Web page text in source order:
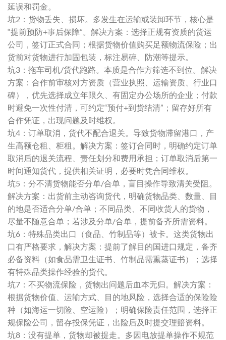
延误和罚金。
坑2：货物丢失、损坏。多发生在运输或装卸环节，核心是
“提前预防+事后保障”。解决方案：选择正规有资质的货运
公司，签订正式合同；根据货物价值购买足额物流保险；出
货前对货物进行加固包装，标注易碎、防潮等提示。
坑3：拖车司机/货代跑路。本质是合作方筛选不到位。解决
方案：合作前审核对方资质（营业执照、运输资质、行业口
碑），优先选择成立年限久、有固定办公场所的企业；付款
时避免一次性付清，可约定“预付+到货结清”；留存好所有
合作凭证，出现问题及时维权。
坑4：订单取消，货代不配合退关。导致货物滞留港口，产
生高额仓租、柜租。解决方案：签订合同时，明确约定订单
取消后的退关流程、责任划分和费用承担；订单取消后第一
时间通知货代，提供相关证明，必要时凭合同维权。
坑5：分不清货物能否分单/合单，盲目操作导致清关受阻。
解决方案：出货前主动咨询货代，明确货物品类、数量、目
的地是否适合分单/合单；不同品类、不同收货人的货物，
尽量不随意合单；若涉及分单/合单，提前备齐所需资料。
坑6：特殊品类出口（食品、竹制品等）被卡。这类货物出
口有严格要求，解决方案：提前了解目的国进口规定，备齐
必备资料（如食品需卫生证书、竹制品需熏蒸证书）；选择
有特殊品类操作经验的货代。
坑7：不买物流保险，货物出问题后血本无归。解决方案：
根据货物价值、运输方式、目的地风险，选择合适的保险险
种（如海运一切险、空运险）；明确保险责任范围，选择正
规保险公司，留存投保凭证，出险后及时提交理赔资料。
坑8：没有提单，货物却被提走。多因电放提单操作不规范